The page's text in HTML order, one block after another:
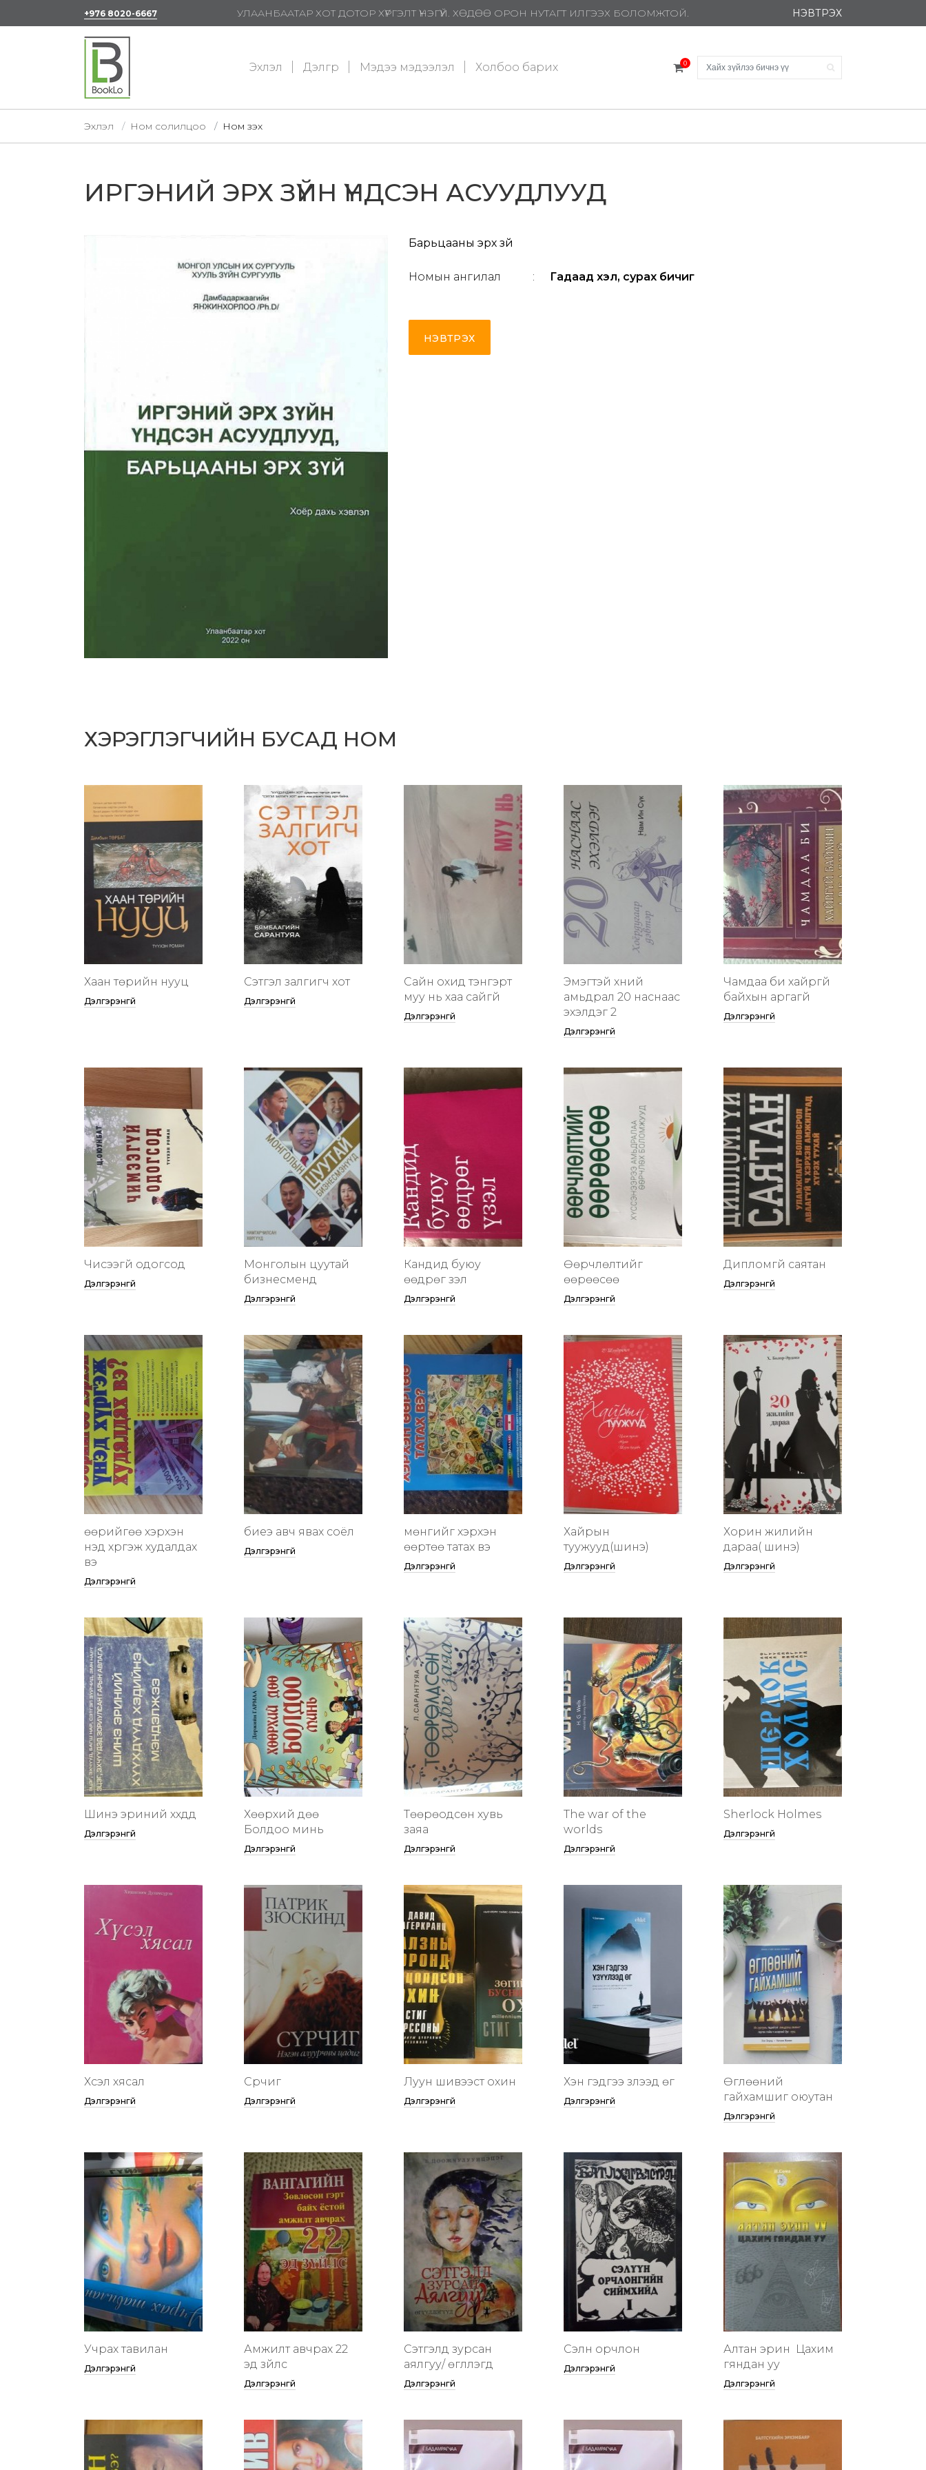
+976 8020-6667 УЛААНБААТАР ХОТ ДОТОР ХҮРГЭЛТ ҮНЭГҮЙ. ХӨДӨӨ ОРОН НУТАГТ ИЛГЭЭХ БОЛОМЖТОЙ. НЭВТРЭХ
Эхлэл Дэлгүүр Мэдээ мэдээлэл Холбоо барих 0
Эхлэл Ном солилцоо Ном үзэх
ИРГЭНИЙ ЭРХ ЗҮЙН ҮНДСЭН АСУУДЛУУД
Барьцааны эрх зүй
Номын ангилал : Гадаад хэл, сурах бичиг
НЭВТРЭХ
ХЭРЭГЛЭГЧИЙН БУСАД НОМ
Хаан төрийн нууц
Дэлгэрэнгүй
Сэтгэл залгигч хот
Дэлгэрэнгүй
Сайн охид тэнгэрт
муу нь хаа сайгүй
Дэлгэрэнгүй
Эмэгтэй хүний
амьдрал 20 наснаас
эхэлдэг 2
Дэлгэрэнгүй
Чамдаа би хайргүй
байхын аргагүй
Дэлгэрэнгүй
Чисээгүй одогсод
Дэлгэрэнгүй
Монголын цуутай
бизнесменүүд
Дэлгэрэнгүй
Кандид буюу
өөдрөг үзэл
Дэлгэрэнгүй
Өөрчлөлтийг
өөрөөсөө
Дэлгэрэнгүй
Дипломгүй саятан
Дэлгэрэнгүй
өөрийгөө хэрхэн
үнэд хүргэж худалдах
вэ
Дэлгэрэнгүй
биеэ авч явах соёл
Дэлгэрэнгүй
мөнгийг хэрхэн
өөртөө татах вэ
Дэлгэрэнгүй
Хайрын
туужууд(шинэ)
Дэлгэрэнгүй
Хорин жилийн
дараа( шинэ)
Дэлгэрэнгүй
Шинэ эриний хүүхдүүд
Дэлгэрэнгүй
Хөөрхий дөө
Болдоо минь
Дэлгэрэнгүй
Төөрөодсөн хувь
заяа
Дэлгэрэнгүй
The war of the
worlds
Дэлгэрэнгүй
Sherlock Holmes
Дэлгэрэнгүй
Хүсэл хясал
Дэлгэрэнгүй
Сүрчиг
Дэлгэрэнгүй
Луун шивээст охин
Дэлгэрэнгүй
Хэн гэдгээ үзүүлээд өг
Дэлгэрэнгүй
Өглөөний
гайхамшиг оюутан
Дэлгэрэнгүй
Учрах тавилан
Дэлгэрэнгүй
Амжилт авчрах 22
эд зүйлс
Дэлгэрэнгүй
Сэтгэлд зурсан
аялгуу/ өгүүллэгүүд
Дэлгэрэнгүй
Сэлүүн орчлон
Дэлгэрэнгүй
Алтан эрин үү Цахим
гяндан уу
Дэлгэрэнгүй